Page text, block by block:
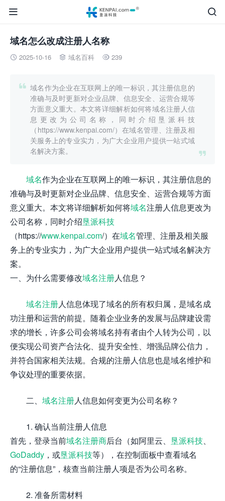


域名怎么改成注册人名称
 2025-10-16  域名百科  239


域名作为企业在互联网上的唯一标识，其注册信息的
准确与及时更新对企业品牌、信息安全、运营合规等
方面意义重大。本文将详细解析如何将域名注册人信
息更改为公司名称，同时介绍垦派科技
（https://www.kenpai.com/）在域名管理、注册及相
关服务上的专业实力，为广大企业用户提供一站式域
名解决方案。
域名作为企业在互联网上的唯一标识，其注册信息的
准确与及时更新对企业品牌、信息安全、运营合规等方面
意义重大。本文将详细解析如何将域名注册人信息更改为
公司名称，同时介绍垦派科技
（https://www.kenpai.com/）在域名管理、注册及相关服
务上的专业实力，为广大企业用户提供一站式域名解决方
案。
一、为什么需要修改域名注册人信息？
域名注册人信息体现了域名的所有权归属，是域名成
功注册和运营的前提。随着企业业务的发展与品牌建设需
求的增长，许多公司会将域名持有者由个人转为公司，以
便实现公司资产合法化、提升安全性、增强品牌公信力，
并符合国家相关法规。合规的注册人信息也是域名维护和
争议处理的重要依据。
二、 域名注册人信息如何变更为公司名称？
1. 确认当前注册人信息
首先，登录当前域名注册商后台（如阿里云、 垦派科技、
GoDaddy ，或垦派科技等），在控制面板中查看域名
的“注册信息”，核查当前注册人项是否为公司名称。
2. 准备所需材料